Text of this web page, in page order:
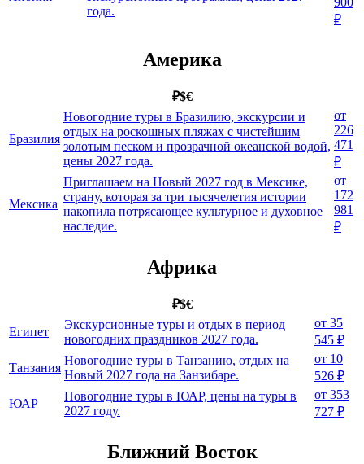
года.
₽
Америка
₽$€
Бразилия
Новогодние туры в Бразилию, экскурсии и
отдых на роскошных пляжах с чистейшим
золотым песком и прозрачной океанской водой,
цены 2027 года.
от
226
471
₽
Мексика
Приглашаем на Новый 2027 год в Мексике,
страну, которая за три тысячелетия истории
накопила потрясающее культурное и духовное
наследие.
от
172
981
₽
Африка
₽$€
Египет
Экскурсионные туры и отдых в период
новогодних праздников 2027 года.
от 35
545 ₽
Танзания
Новогодние туры в Танзанию, отдых на
Новый 2027 года на Занзибаре.
от 10
526 ₽
ЮАР
Новогодние туры в ЮАР, цены на туры в
2027 году.
от 353
727 ₽
Ближний Восток